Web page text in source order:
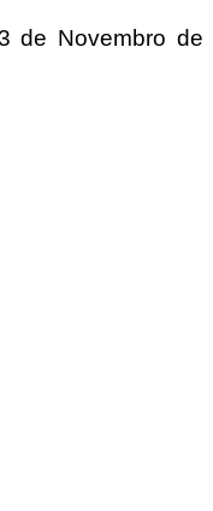
de Novembro de